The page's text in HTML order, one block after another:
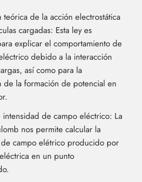
teórica de la acción electrostática
cargadas: Esta ley es
explicar el comportamiento de
debido a la interacción
así como para la
de la formación de potencial en
de campo eléctrico: La
nos permite calcular la
campo elétrico producido por
en un punto